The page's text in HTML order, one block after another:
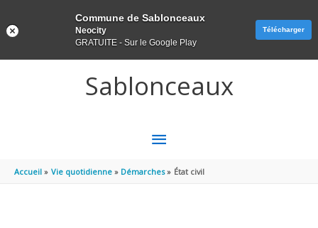
Sablonceaux
MENU
PRINCIPAL
Accueil Vie quotidienne Démarches État civil
Commune de Sablonceaux
Neocity
GRATUITE - Sur le Google Play
Télécharger